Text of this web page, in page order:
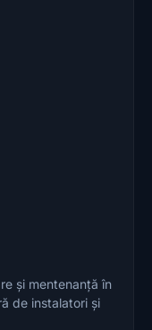
și mentenanță în
de instalatori și